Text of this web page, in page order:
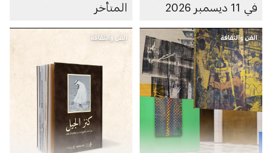
في 11 ديسمبر 2026
المتأخر
الفن والثقافة الفن والثقافة